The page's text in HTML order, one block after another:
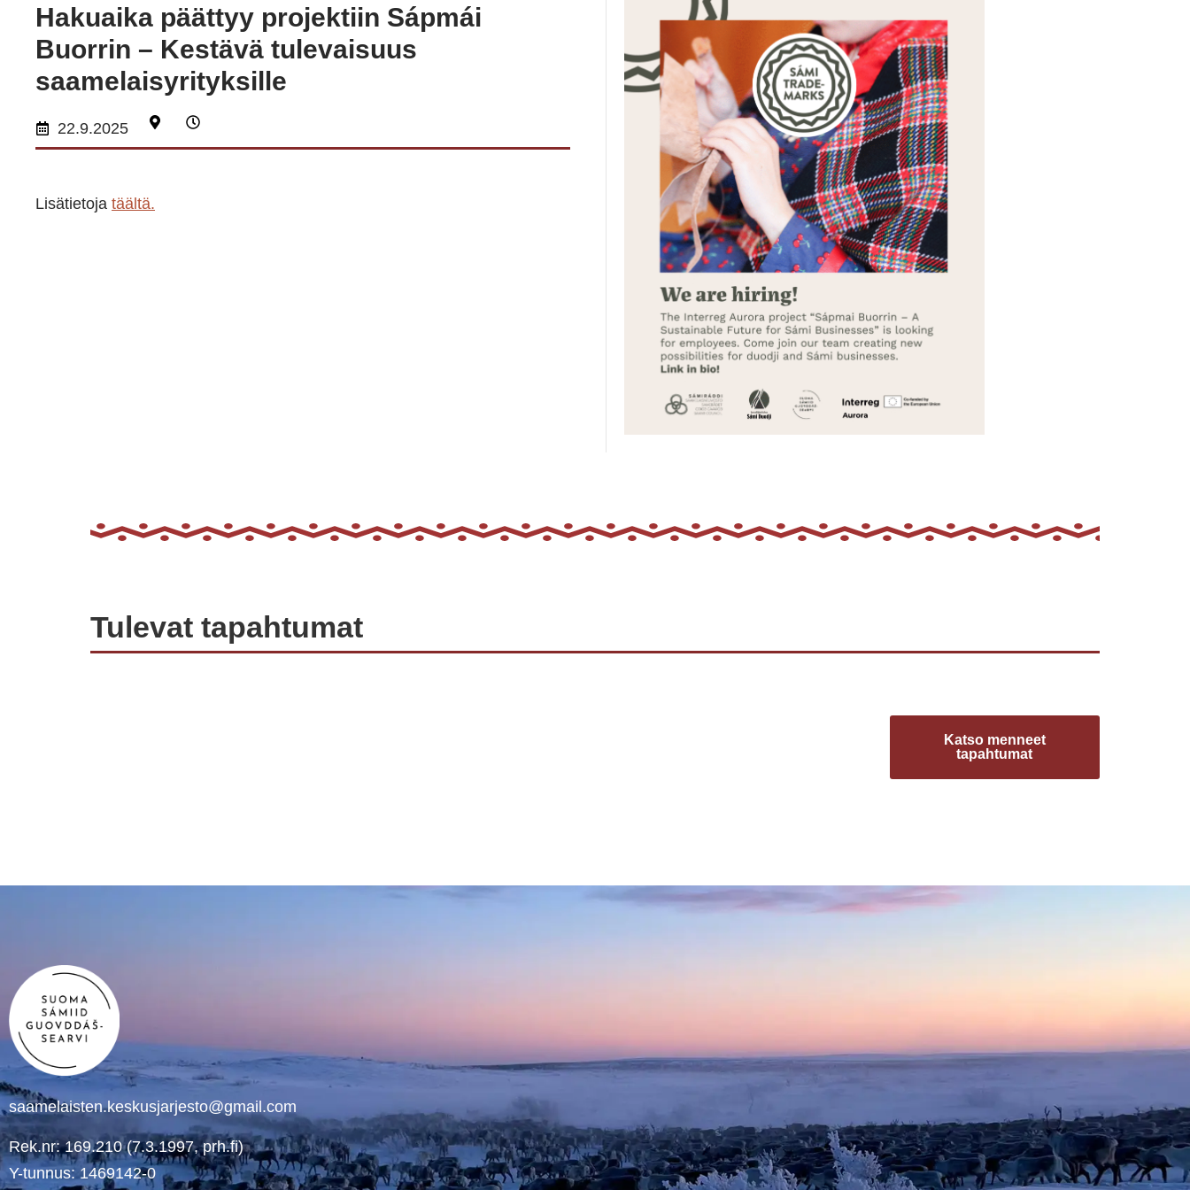
Hakuaika päättyy projektiin Sápmái
Buorrin – Kestävä tulevaisuus
saamelaisyrityksille
22.9.2025
Lisätietoja täältä.
Tulevat tapahtumat
Katso menneet
tapahtumat
saamelaisten.keskusjarjesto@gmail.com
Rek.nr: 169.210 (7.3.1997, prh.fi)
Y-tunnus: 1469142-0